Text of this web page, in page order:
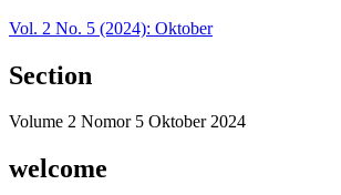
Vol. 2 No. 5 (2024): Oktober
Section
Volume 2 Nomor 5 Oktober 2024
welcome